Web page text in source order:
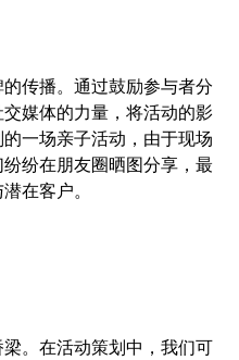
传播。通过鼓励参与者分
媒体的力量，将活动的影
一场亲子活动，由于现场
纷在朋友圈晒图分享，最
在客户。
。在活动策划中，我们可